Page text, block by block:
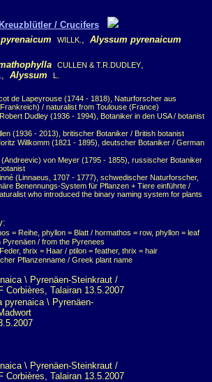
/ Crucifers
WILLK. , Alyssum pyrenaicum
CULLEN & T.R.DUDLEY,
, Alyssum L.
de Lapeyrouse (1744 - 1818), Naturforscher aus
/ naturalist from Toulouse (France)
Dudley (1936 - 1994), Botaniker in den USA / botanist
(1936 - 2013), britischer Botaniker / British botanist
Willkomm (1821 - 1895), deutscher Botaniker / German
(Andreevic) von Meyer (1795 - 1855), russischer Botaniker
(Linnaeus, 1707 - 1777), schwedischer Naturforscher,
Benennungs-System für Pflanzen + Tiere einführte /
who introduced the binary naming system for plants
= Reihe, phyllon = Blatt / hormathos = row, phyllon = leaf
Pyrenäen / from the Pyrenees
thrix = Haar / ptilon = feather, thrix = hair
Pflanzenname / Greek plant name
pyrenaica \ Pyrenäen-